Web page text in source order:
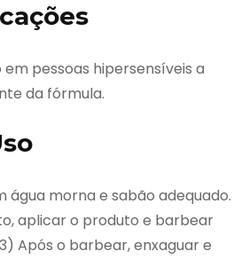
em pessoas hipersensíveis a
da fórmula.
água morna e sabão adequado.
aplicar o produto e barbear
Após o barbear, enxaguar e